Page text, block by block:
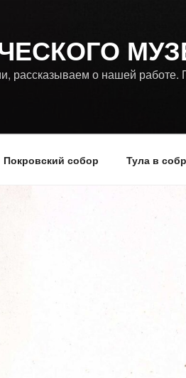
рассказываем о нашей
Покровский собор Тула в